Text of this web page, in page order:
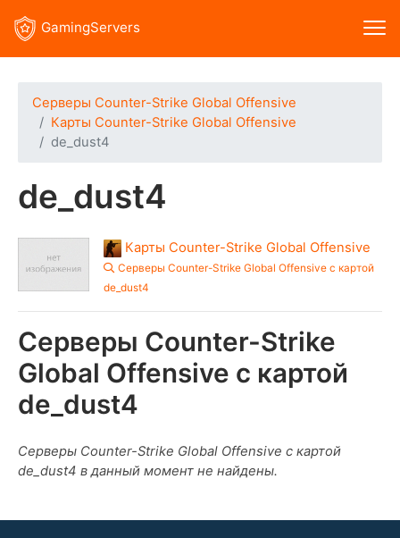
GamingServers
Серверы Counter-Strike Global Offensive
Карты Counter-Strike Global Offensive
de_dust4
de_dust4
Карты Counter-Strike Global Offensive
Серверы Counter-Strike Global Offensive с картой
de_dust4
Серверы Counter-Strike
Global Offensive с картой
de_dust4
Серверы Counter-Strike Global Offensive с картой
de_dust4 в данный момент не найдены.